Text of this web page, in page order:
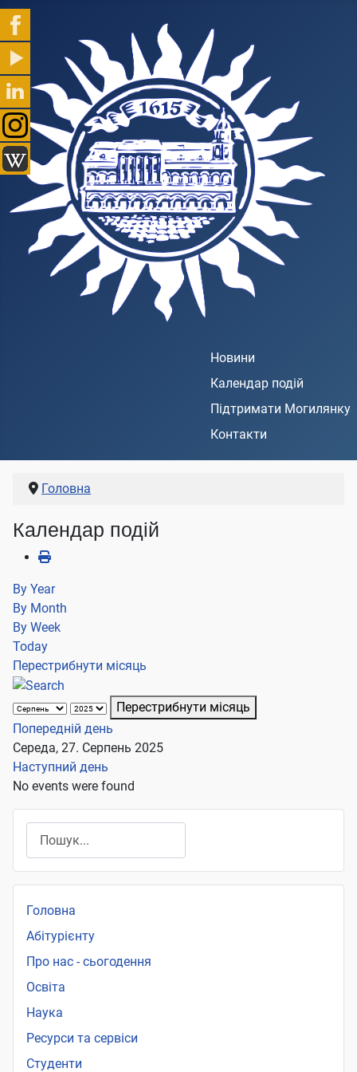
Новини
Календар подій
Підтримати Могилянку
Контакти
Головна
Календар подій
By Year
By Month
By Week
Today
Перестрибнути місяць
Перестрибнути місяць
Попередній день
Середа, 27. Серпень 2025
Наступний день
No events were found
Головна
Абітурієнту
Про нас - сьогодення
Освіта
Наука
Ресурси та сервіси
Студенти